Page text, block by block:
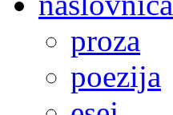
proza
poezija